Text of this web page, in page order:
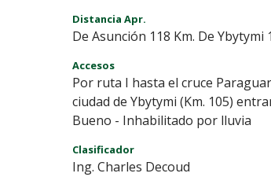
Distancia Apr.
De Asunción 118 Km. De Ybytymi
Accesos
Por ruta I hasta el cruce
ciudad de Ybytymi (Km. 105)
Bueno - Inhabilitado por lluvia
Clasificador
Ing. Charles Decoud